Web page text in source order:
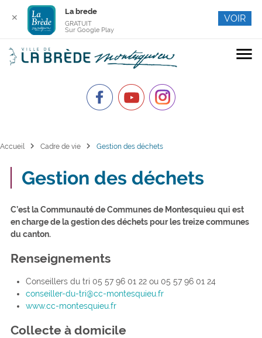
menu
Accueil chevron_right Cadre de vie chevron_right Gestion des déchets
Gestion des déchets
C’est la Communauté de Communes de Montesquieu qui est
en charge de la gestion des déchets pour les treize communes
du canton.
Renseignements
Conseillers du tri 05 57 96 01 22 ou 05 57 96 01 24
conseiller-du-tri@cc-montesquieu.fr
www.cc-montesquieu.fr
Collecte à domicile
✕
La brede
GRATUIT
Sur Google Play
VOIR